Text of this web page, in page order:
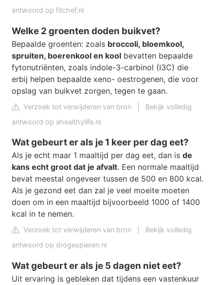
antwoord op fitchef.nl
Welke 2 groenten doden buikvet?
Bepaalde groenten: zoals broccoli, bloemkool,
spruiten, boerenkool en kool bevatten bepaalde
fytonutriënten, zoals indole-3-carbinol (I3C) die
erbij helpen bepaalde xeno- oestrogenen, die voor
opslag van buikvet zorgen, tegen te gaan.
Verzoek tot verwijderen van bron
Bekijk volledig
antwoord op ahealthylife.nl
Wat gebeurt er als je 1 keer per dag eet?
Als je echt maar 1 maaltijd per dag eet, dan is de
kans echt groot dat je afvalt. Een normale maaltijd
bevat meestal ongeveer tussen de 500 en 800 kcal.
Als je gezond eet dan zal je veel moeite moeten
doen om in een maaltijd bijvoorbeeld 1000 of 1400
kcal in te nemen.
Verzoek tot verwijderen van bron
Bekijk volledig
antwoord op drogespieren.nl
Wat gebeurt er als je 5 dagen niet eet?
Uit ervaring is gebleken dat tijdens een vastenkuur